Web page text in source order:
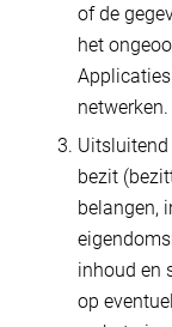
of de
het
netwerken.
bezit
belangen,
inhoud en
op